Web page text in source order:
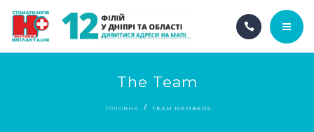
The Team
ГОЛОВНА TEAM MEMBERS